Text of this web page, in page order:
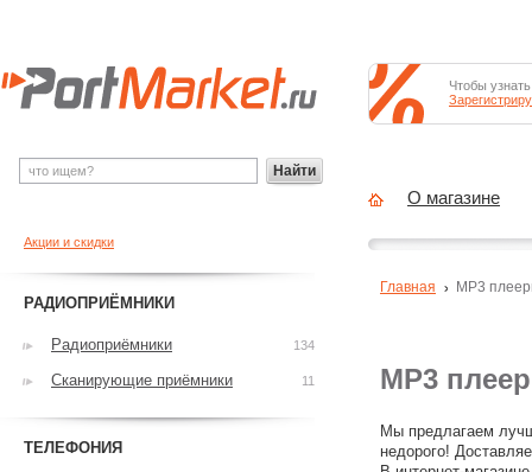
MP3
Мы предлагаем
недорого!
Главная MP3
Акции и скидки
РАДИОПРИЁМНИКИ
Радиоприёмники 134
Сканирующие приёмники 11
ТЕЛЕФОНИЯ
Найти
Чтобы
О магазине